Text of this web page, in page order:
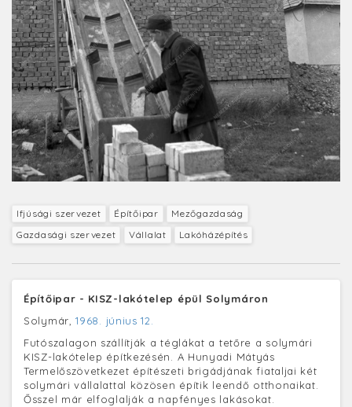
Ifjúsági szervezet Építőipar
Mezőgazdaság
Gazdasági szervezet
Vállalat Lakóházépítés
Építőipar - KISZ-lakótelep épül Solymáron
Solymár,1968. június 12.
Futószalagon szállítják a téglákat a tetőre a solymári
KISZ-lakótelep építkezésén. A Hunyadi Mátyás
Termelőszövetkezet építészeti brigádjának fiataljai két
solymári vállalattal közösen építik leendő otthonaikat.
Ősszel már elfoglalják a napfényes lakásokat.